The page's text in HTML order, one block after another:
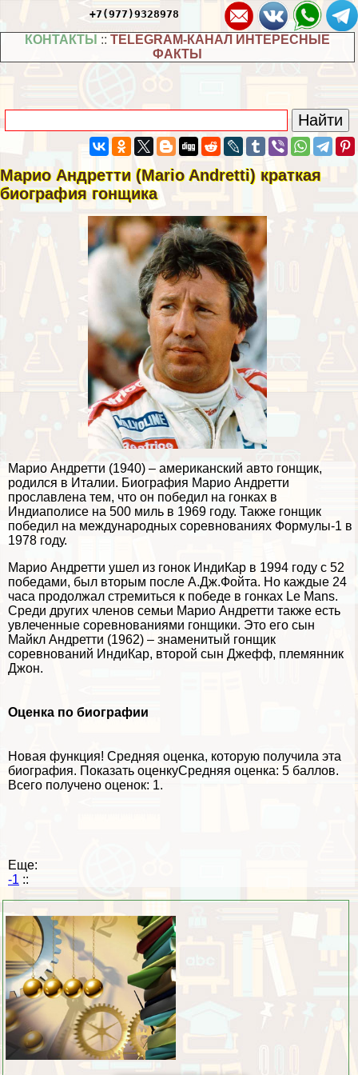
+7(977)9328978
КОНТАКТЫ :: TELEGRAM-КАНАЛ ИНТЕРЕСНЫЕ
ФАКТЫ
Марио Андретти (Mario Andretti) краткая
биография гонщика
Марио Андретти (1940) – американский авто гонщик,
родился в Италии. Биография Марио Андретти
прославлена тем, что он победил на гонках в
Индиаполисе на 500 миль в 1969 году. Также гонщик
победил на международных соревнованиях Формулы-1 в
1978 году.
Марио Андретти ушел из гонок ИндиКар в 1994 году с 52
победами, был вторым после А.Дж.Фойта. Но каждые 24
часа продолжал стремиться к победе в гонках Le Mans.
Среди других члeнов семьи Марио Андретти также есть
увлеченные соревнованиями гонщики. Это его сын
Майкл Андретти (1962) – знаменитый гонщик
соревнований ИндиКар, второй сын Джефф, племянник
Джон.
Оценка по биографии
Новая функция! Средняя оценка, которую получила эта
биография. Показать оценкуСредняя оценка: 5 баллов.
Всего получено оценок: 1.
Еще:
-1 ::